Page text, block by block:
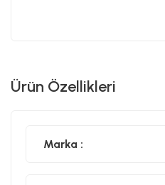
Ürün Özellikleri
Marka :